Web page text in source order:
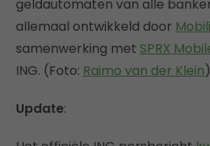
geldautomaten van alle
allemaal ontwikkeld door
samenwerking met SPRX
ING. (Foto: Raimo van der Klein
Update: